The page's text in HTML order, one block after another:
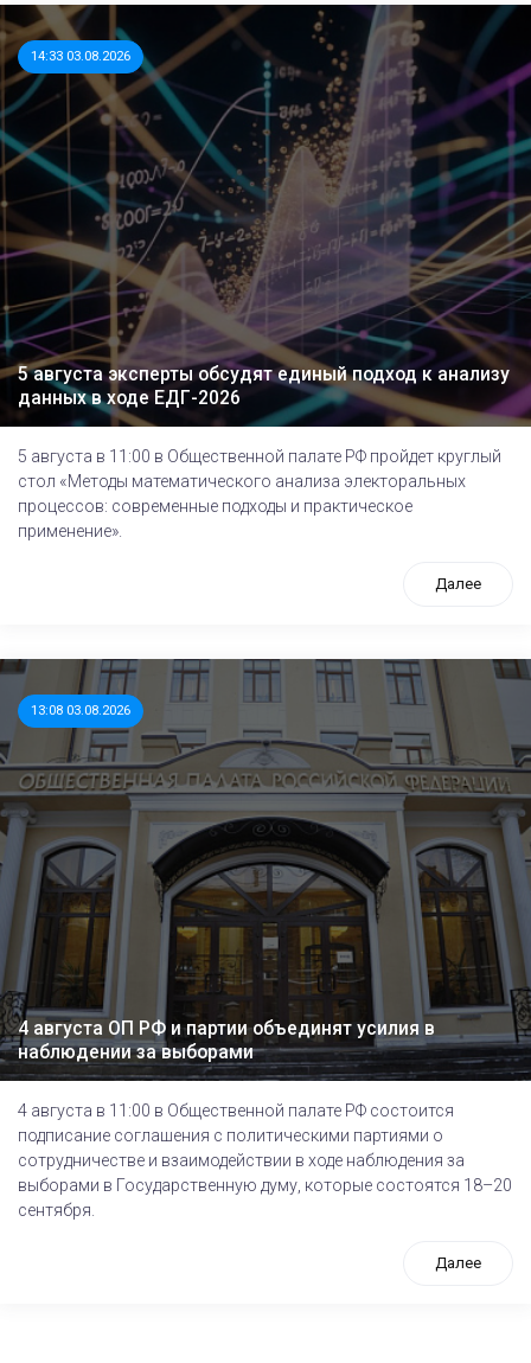
14:33 03.08.2026
5 августа эксперты обсудят единый подход к анализу
данных в ходе ЕДГ-2026
5 августа в 11:00 в Общественной палате РФ пройдет круглый
стол «Методы математического анализа электоральных
процессов: современные подходы и практическое
применение».
Далее
13:08 03.08.2026
4 августа ОП РФ и партии объединят усилия в
наблюдении за выборами
4 августа в 11:00 в Общественной палате РФ состоится
подписание соглашения с политическими партиями о
сотрудничестве и взаимодействии в ходе наблюдения за
выборами в Государственную думу, которые состоятся 18–20
сентября.
Далее